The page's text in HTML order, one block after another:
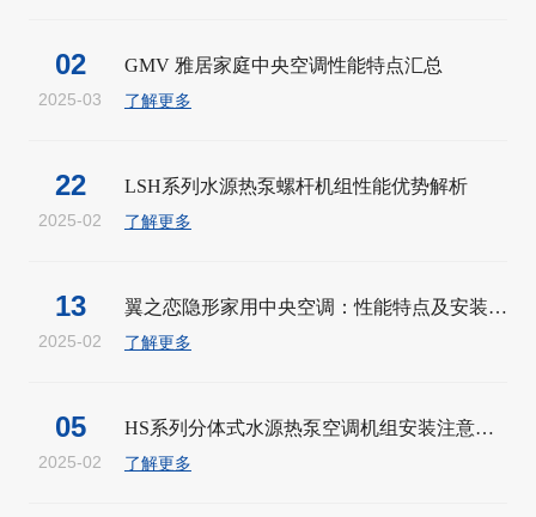
02
2025-03
GMV 雅居家庭中央空调性能特点汇总
了解更多
22
2025-02
LSH系列水源热泵螺杆机组性能优势解析
了解更多
13
2025-02
翼之恋隐形家用中央空调：性能特点及安装注...
了解更多
05
2025-02
HS系列分体式水源热泵空调机组安装注意事项
了解更多